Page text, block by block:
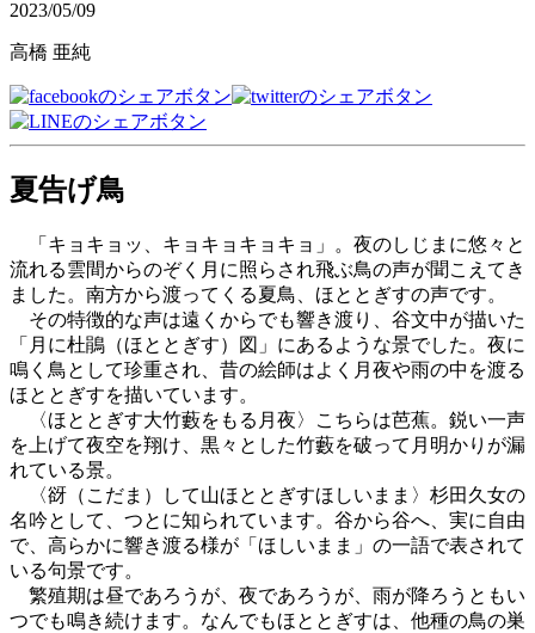
2023/05/09
高橋 亜純
夏告げ鳥
「キョキョッ、キョキョキョキョ」。夜のしじまに悠々と
流れる雲間からのぞく月に照らされ飛ぶ鳥の声が聞こえてき
ました。南方から渡ってくる夏鳥、ほととぎすの声です。
その特徴的な声は遠くからでも響き渡り、谷文中が描いた
「月に杜鵑（ほととぎす）図」にあるような景でした。夜に
鳴く鳥として珍重され、昔の絵師はよく月夜や雨の中を渡る
ほととぎすを描いています。
〈ほととぎす大竹藪をもる月夜〉こちらは芭蕉。鋭い一声
を上げて夜空を翔け、黒々とした竹藪を破って月明かりが漏
れている景。
〈谺（こだま）して山ほととぎすほしいまま〉杉田久女の
名吟として、つとに知られています。谷から谷へ、実に自由
で、高らかに響き渡る様が「ほしいまま」の一語で表されて
いる句景です。
繁殖期は昼であろうが、夜であろうが、雨が降ろうともい
つでも鳴き続けます。なんでもほととぎすは、他種の鳥の巣